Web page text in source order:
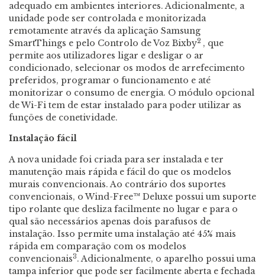
adequado em ambientes interiores. Adicionalmente, a
unidade pode ser controlada e monitorizada
remotamente através da aplicação Samsung
SmartThings e pelo Controlo de Voz Bixby2 , que
permite aos utilizadores ligar e desligar o ar
condicionado, selecionar os modos de arrefecimento
preferidos, programar o funcionamento e até
monitorizar o consumo de energia. O módulo opcional
de Wi-Fi tem de estar instalado para poder utilizar as
funções de conetividade.
Instalação fácil
A nova unidade foi criada para ser instalada e ter
manutenção mais rápida e fácil do que os modelos
murais convencionais. Ao contrário dos suportes
convencionais, o Wind-Free™ Deluxe possui um suporte
tipo rolante que desliza facilmente no lugar e para o
qual são necessários apenas dois parafusos de
instalação. Isso permite uma instalação até 45% mais
rápida em comparação com os modelos
convencionais3. Adicionalmente, o aparelho possui uma
tampa inferior que pode ser facilmente aberta e fechada